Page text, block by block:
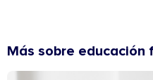
Más sobre educación